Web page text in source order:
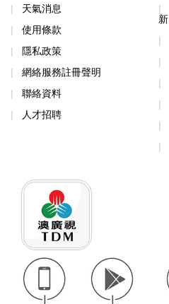
天氣消息
使用條款
隱私政策
網絡服務註冊聲明
聯絡資料
人才招聘
新